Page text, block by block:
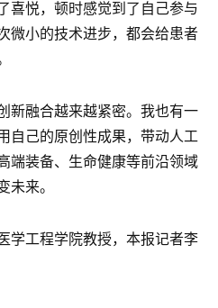
喜悦，顿时感觉到了自己参与
微小的技术进步，都会给患者
新融合越来越紧密。我也有一
自己的原创性成果，带动人工
端装备、生命健康等前沿领域
未来。
学工程学院教授，本报记者李